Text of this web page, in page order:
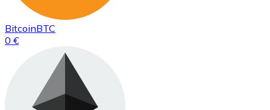
BitcoinBTC
0 €